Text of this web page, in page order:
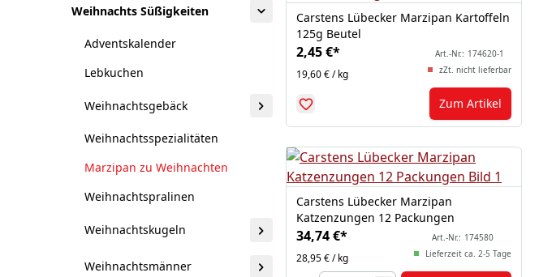
Weihnachts Süßigkeiten
Adventskalender
Lebkuchen
Weihnachtsgebäck
Weihnachtsspezialitäten
Marzipan zu Weihnachten
Weihnachtspralinen
Weihnachtskugeln
Weihnachtsmänner
Carstens Lübecker Marzipan Kartoffeln
125g Beutel
2,45 €*
19,60 € / kg
Art.-Nr.: 174620-1
zZt. nicht lieferbar
Zum Artikel
Carstens Lübecker Marzipan
Katzenzungen 12 Packungen
34,74 €*
28,95 € / kg
Art.-Nr.: 174580
Lieferzeit ca. 2-5 Tage